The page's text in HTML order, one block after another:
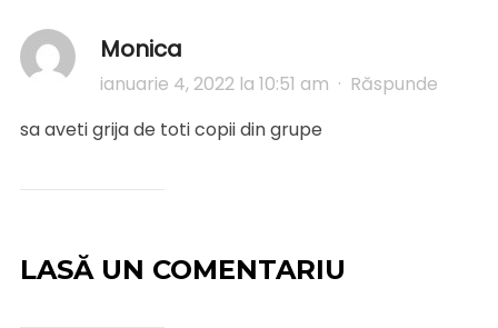
Monica
ianuarie 4, 2022 la 10:51 am · Răspunde
sa aveti grija de toti copii din grupe
LASĂ UN COMENTARIU